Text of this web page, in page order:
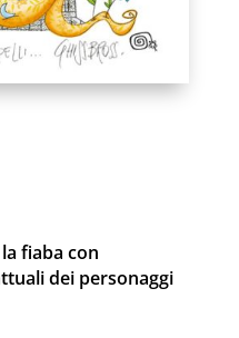
fiaba con
dei personaggi